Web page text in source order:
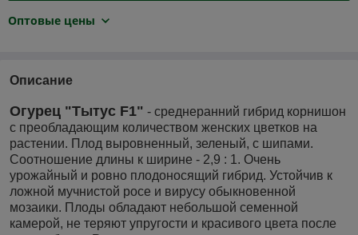
Оптовые цены
Описание
Огурец "Тытус F1" - среднеранний гибрид корнишон
с преобладающим количеством женских цветков на
растении. Плод выровненный, зеленый, с шипами.
Соотношение длины к ширине - 2,9 : 1. Очень
урожайный и ровно плодоносящий гибрид. Устойчив к
ложной мучнистой росе и вирусу обыкновенной
мозаики. Плоды обладают небольшой семенной
камерой, не теряют упругости и красивого цвета после